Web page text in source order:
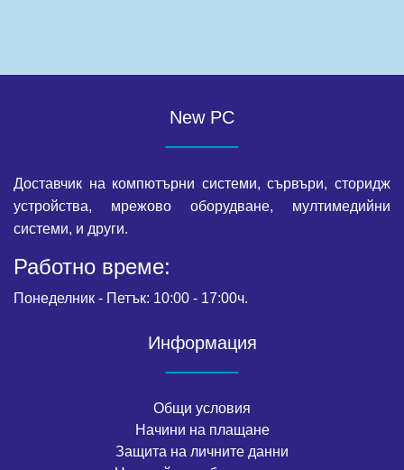
New PC
Доставчик на компютърни системи, сървъри, сторидж
устройства, мрежово оборудване, мултимедийни
системи, и други.
Работно време:
Понеделник - Петък: 10:00 - 17:00ч.
Информация
Общи условия
Начини на плащане
Защита на личните данни